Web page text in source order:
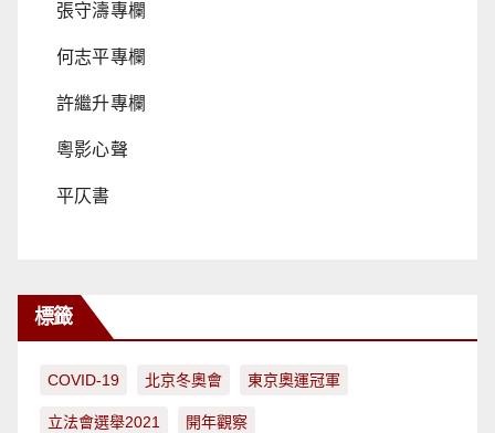
張守濤專欄
何志平專欄
許繼升專欄
粵影心聲
平仄書
標籤
COVID-19 北京冬奧會 東京奧運冠軍
立法會選舉2021 開年觀察